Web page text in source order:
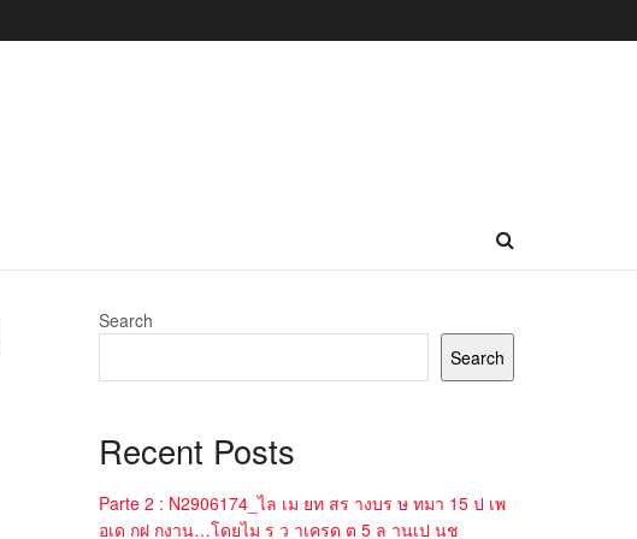
Search
Search
Recent Posts
Parte 2 : N2906174_ไล เม ยท สร างบร ษ ทมา 15 ป เพ
อเด กฝ กงาน…โดยไม ร ว าเครด ต 5 ล านเป นช